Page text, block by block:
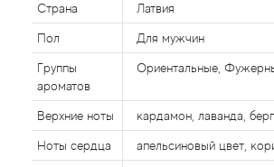
Страна Латвия
Пол Для мужчин
Группы
ароматов
Ориентальные,
Верхние ноты кардамон, лаванда,
Ноты сердца апельсиновый цвет,
Al Jazeera
Alaia Paris
Alexander McQueen
Alexandre Barthet